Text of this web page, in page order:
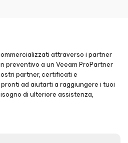
attraverso i partner
preventivo a un Veeam ProPartner
partner, certificati e
ad aiutarti a raggiungere i tuoi
di ulteriore assistenza,